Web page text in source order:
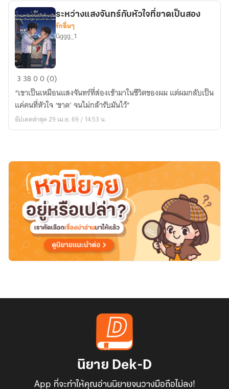
ดวง
ระหว่าง
แสงจันทร์
กับ
หัวใจ
ที่
สอง
ระหว่างแสงจันทร์กับหัวใจที่ขาดเป็นสอง
รักอื่นๆ
Gggg_1
3 3800 (0)
“เขาเป็นเหมือนแสงจันทร์ที่ส่องเข้ามาในชีวิตของผม แต่ผมกลับเป็น
แค่คนที่หัวใจ ‘ขาด’ จนไม่กล้ารับมันไว้”
อัปเดตล่าสุด 29 เม.ย. 69 / 14:53 น.
นิยาย Dek-D
App ที่จะทำให้คุณอ่านนิยายจนวางมือถือไม่ลง!